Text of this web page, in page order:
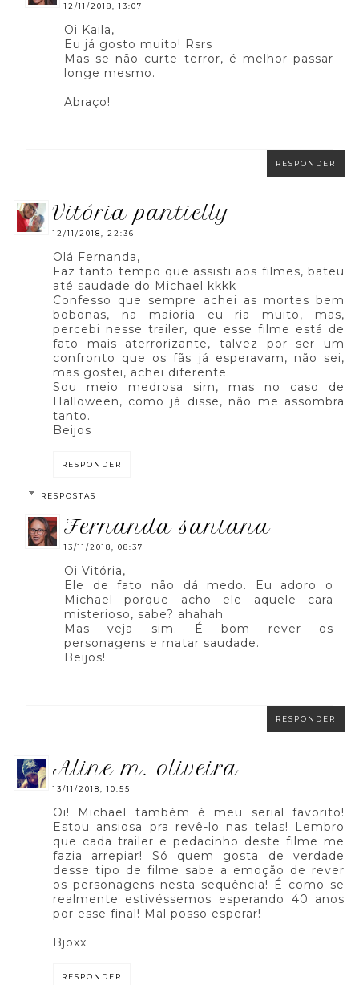
12/11/2018, 13:07
Oi Kaila,
Eu já gosto muito! Rsrs
Mas se não curte terror, é melhor passar
longe mesmo.
Abraço!
RESPONDER
vitória pantielly
12/11/2018, 22:36
Olá Fernanda,
Faz tanto tempo que assisti aos filmes, bateu
até saudade do Michael kkkk
Confesso que sempre achei as mortes bem
bobonas, na maioria eu ria muito, mas,
percebi nesse trailer, que esse filme está de
fato mais aterrorizante, talvez por ser um
confronto que os fãs já esperavam, não sei,
mas gostei, achei diferente.
Sou meio medrosa sim, mas no caso de
Halloween, como já disse, não me assombra
tanto.
Beijos
RESPONDER
RESPOSTAS
fernanda santana
13/11/2018, 08:37
Oi Vitória,
Ele de fato não dá medo. Eu adoro o
Michael porque acho ele aquele cara
misterioso, sabe? ahahah
Mas veja sim. É bom rever os
personagens e matar saudade.
Beijos!
RESPONDER
aline m. oliveira
13/11/2018, 10:55
Oi! Michael também é meu serial favorito!
Estou ansiosa pra revê-lo nas telas! Lembro
que cada trailer e pedacinho deste filme me
fazia arrepiar! Só quem gosta de verdade
desse tipo de filme sabe a emoção de rever
os personagens nesta sequência! É como se
realmente estivéssemos esperando 40 anos
por esse final! Mal posso esperar!
Bjoxx
RESPONDER